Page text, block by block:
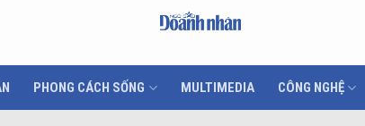
PHONG CÁCH SỐNG MULTIMEDIA CÔNG NGHỆ